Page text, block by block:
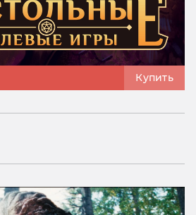
Купить